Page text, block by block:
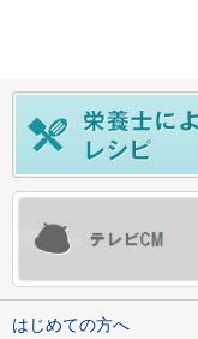
はじめての方へ